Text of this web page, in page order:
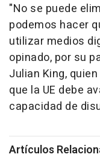
"No se puede
podemos hacer
utilizar medios
opinado, por su
Julian King,
que la UE debe
capacidad de
Artículos